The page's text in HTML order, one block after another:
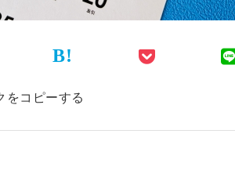
B!
をコピーする